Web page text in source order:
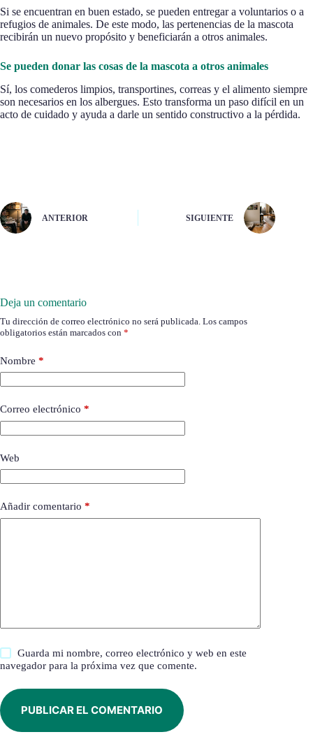
Si se encuentran en buen estado, se pueden entregar a voluntarios o a
refugios de animales. De este modo, las pertenencias de la mascota
recibirán un nuevo propósito y beneficiarán a otros animales.
Se pueden donar las cosas de la mascota a otros animales
Sí, los comederos limpios, transportines, correas y el alimento siempre
son necesarios en los albergues. Esto transforma un paso difícil en un
acto de cuidado y ayuda a darle un sentido constructivo a la pérdida.
ANTERIOR SIGUIENTE
Deja un comentario
Tu dirección de correo electrónico no será publicada. Los campos
obligatorios están marcados con *
Nombre *
Correo electrónico *
Web
Añadir comentario *
Guarda mi nombre, correo electrónico y web en este
navegador para la próxima vez que comente.
PUBLICAR EL COMENTARIO